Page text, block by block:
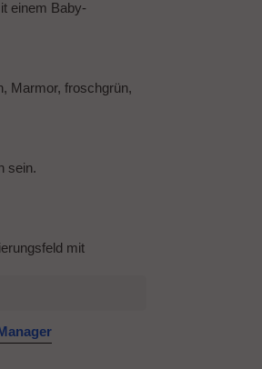
einem Baby-
Marmor, froschgrün,
sein.
mit